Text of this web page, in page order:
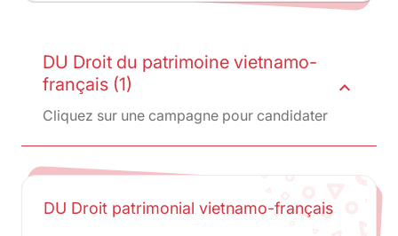
DU Droit du patrimoine vietnamo-
français (1)
Cliquez sur une campagne pour candidater
expand_less
DU Droit patrimonial vietnamo-français